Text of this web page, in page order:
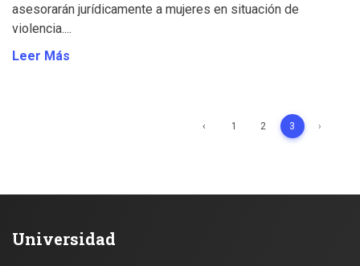
asesorarán jurídicamente a mujeres en situación de
violencia....
Leer Más
‹ 1 2 3 ›
Universidad